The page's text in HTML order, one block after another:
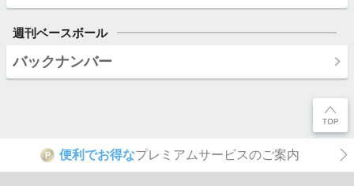
週刊ベースボール
バックナンバー
P 便利でお得なプレミアムサービスのご案内